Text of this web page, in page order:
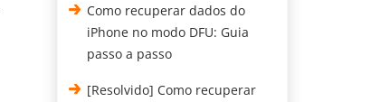
Como recuperar dados do
iPhone no modo DFU: Guia
passo a passo
[Resolvido] Como recuperar